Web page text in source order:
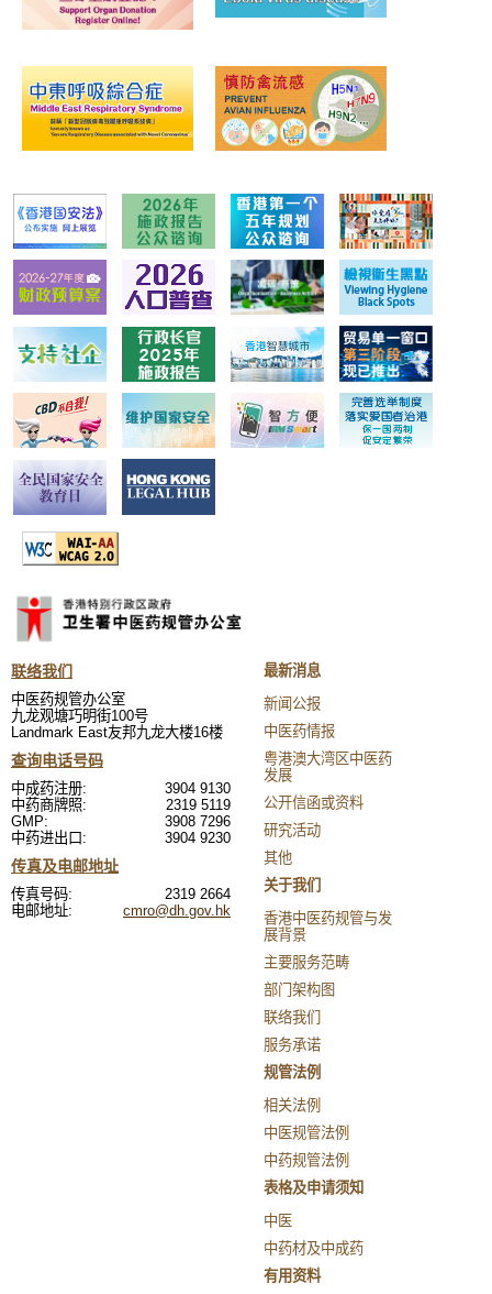
联络我们
中医药规管办公室
九龙观塘巧明街100号
Landmark East友邦九龙大楼16楼
查询电话号码
中成药注册:
3904 9130
中药商牌照:
2319 5119
GMP:
3908 7296
中药进出口:
3904 9230
传真及电邮地址
传真号码:
2319 2664
电邮地址:
cmro@dh.gov.hk
最新消息
新闻公报
中医药情报
粤港澳大湾区中医药
发展
公开信函或资料
研究活动
其他
关于我们
香港中医药规管与发
展背景
主要服务范畴
部门架构图
联络我们
服务承诺
规管法例
相关法例
中医规管法例
中药规管法例
表格及申请须知
中医
中药材及中成药
有用资料